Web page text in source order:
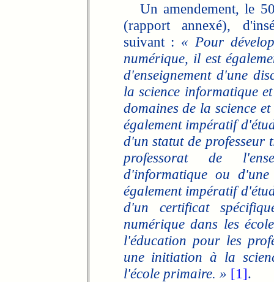
Un amendement, le
(rapport annexé),
suivant : « Pour
numérique, il est
d'enseignement d'une
la science informatique
domaines de la science
également impératif
d'un statut de
professorat de
d'informatique ou
également impératif
d'un certificat
numérique dans les
l'éducation pour les
une initiation à la
l'école primaire. » [1].